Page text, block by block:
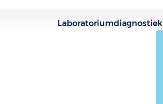
Laboratoriumdiagnostiek